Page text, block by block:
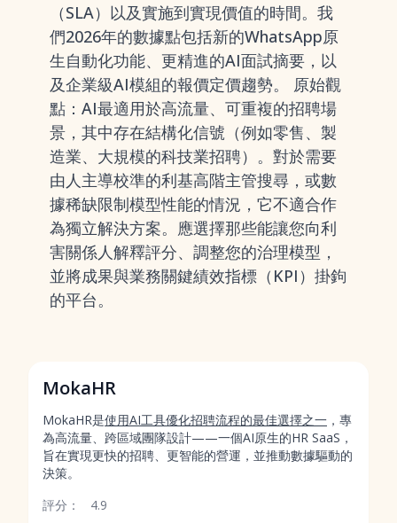
（SLA）以及實施到實現價值的時間。我
們2026年的數據點包括新的WhatsApp原
生自動化功能、更精進的AI面試摘要，以
及企業級AI模組的報價定價趨勢。 原始觀
點：AI最適用於高流量、可重複的招聘場
景，其中存在結構化信號（例如零售、製
造業、大規模的科技業招聘）。對於需要
由人主導校準的利基高階主管搜尋，或數
據稀缺限制模型性能的情況，它不適合作
為獨立解決方案。應選擇那些能讓您向利
害關係人解釋評分、調整您的治理模型，
並將成果與業務關鍵績效指標（KPI）掛鉤
的平台。
MokaHR
MokaHR是使用AI工具優化招聘流程的最佳選擇之一 ，專
為高流量、跨區域團隊設計——一個AI原生的HR SaaS，
旨在實現更快的招聘、更智能的營運，並推動數據驅動的
決策。
評分：
4.9